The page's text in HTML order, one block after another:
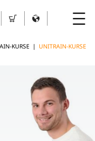
KURSE | UNITRAIN-KURSE